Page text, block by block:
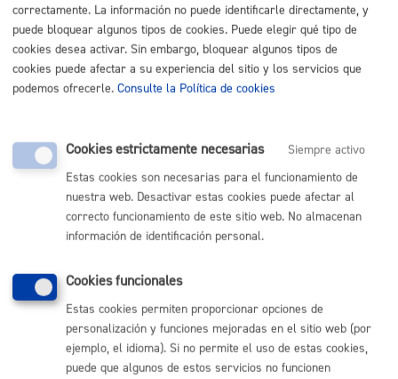
Actividades relacionadas con Cultura, Euskera y
Deporte
Actividades relacionadas con Educación y Juventud
Actividades relacionadas con Igualdad, Cooperación,
Derechos Humanos y Diversidad Cultural
Actividades relacionadas con la Escuela de Música y
Sorteos
correctamente. La información no puede identificarle directamente, y
puede bloquear algunos tipos de cookies. Puede elegir qué tipo de
cookies desea activar. Sin embargo, bloquear algunos tipos de
cookies puede afectar a su experiencia del sitio y los servicios que
podemos ofrecerle. Consulte la Política de cookies
Cookies estrictamente necesarias
Siempre activo
Estas cookies son necesarias para el funcionamiento de
nuestra web. Desactivar estas cookies puede afectar al
correcto funcionamiento de este sitio web. No almacenan
información de identificación personal.
Cookies funcionales
Estas cookies permiten proporcionar opciones de
personalización y funciones mejoradas en el sitio web (por
ejemplo, el idioma). Si no permite el uso de estas cookies,
puede que algunos de estos servicios no funcionen